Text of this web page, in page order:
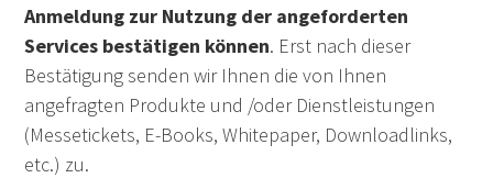
Anmeldung zur Nutzung der angeforderten
Services bestätigen können. Erst nach dieser
Bestätigung senden wir Ihnen die von Ihnen
angefragten Produkte und /oder Dienstleistungen
(Messetickets, E-Books, Whitepaper, Downloadlinks,
etc.) zu.